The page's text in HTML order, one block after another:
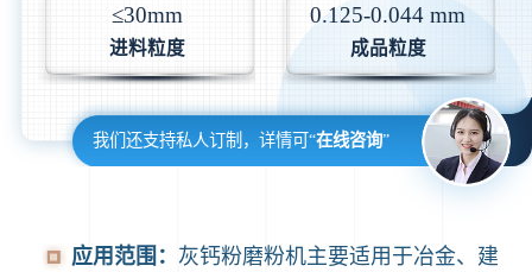
≤30mm
进料粒度
0.125-0.044 mm
成品粒度
我们还支持私人订制，详情可“在线咨询”
应用范围： 灰钙粉磨粉机主要适用于冶金、建